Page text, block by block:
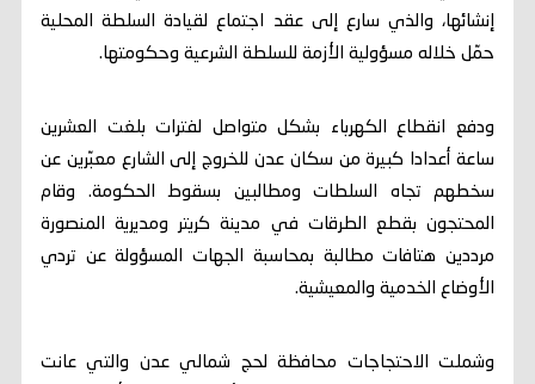
إنشائها، والذي سارع إلى عقد اجتماع لقيادة السلطة المحلية
حمّل خلاله مسؤولية الأزمة للسلطة الشرعية وحكومتها.
ودفع انقطاع الكهرباء بشكل متواصل لفترات بلغت العشرين
ساعة أعدادا كبيرة من سكان عدن للخروج إلى الشارع معبّرين عن
سخطهم تجاه السلطات ومطالبين بسقوط الحكومة. وقام
المحتجون بقطع الطرقات في مدينة كريتر ومديرية المنصورة
مرددين هتافات مطالبة بمحاسبة الجهات المسؤولة عن تردي
الأوضاع الخدمية والمعيشية.
وشملت الاحتجاجات محافظة لحج شمالي عدن والتي عانت